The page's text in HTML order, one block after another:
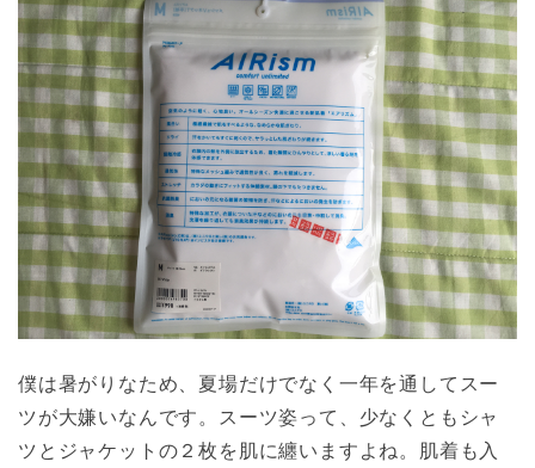
僕は暑がりなため、夏場だけでなく一年を通してスー
ツが大嫌いなんです。スーツ姿って、少なくともシャ
ツとジャケットの２枚を肌に纏いますよね。肌着も入